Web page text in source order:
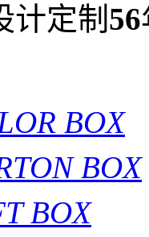
计定制 56
BOX
BOX
BOX